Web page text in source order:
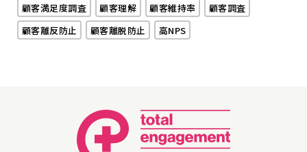
顧客満足度調査
顧客理解 顧客維持率
顧客調査
顧客離反防止
顧客離脱防止 高NPS